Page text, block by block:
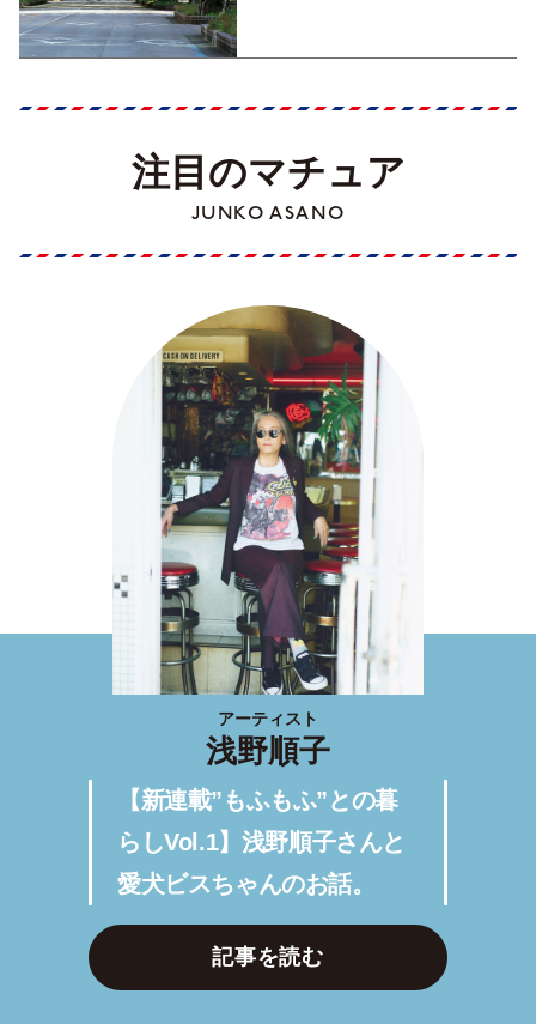
注目のマチュア
JUNKO ASANO
アーティスト
浅野順子
【新連載”もふもふ”との暮
らしVol.1】浅野順子さんと
愛犬ビスちゃんのお話。
記事を読む